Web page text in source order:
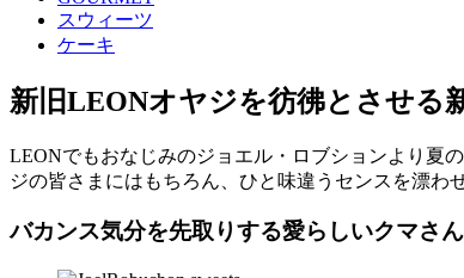
スウィーツ
ケーキ
新旧LEONオヤジを彷彿とさせる
LEONでもおなじみのジョエル・ロブションより夏
ジの皆さまにはもちろん、ひと味違うセンスを漂わ
バカンス気分を先取りする愛らしいクマさ